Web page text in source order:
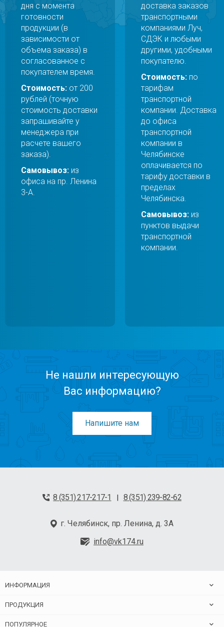
дня с момента
готовности
продукции (в
зависимости от
объема заказа) в
согласованное с
покупателем время.
Стоимость: от 200
рублей (точную
стоимость доставки
запрашивайте у
менеджера при
расчете вашего
заказа).
Самовывоз: из
офиса на пр. Ленина
3-А.
доставка заказов
транспортными
компаниями Луч,
СДЭК и любыми
другими, удобными
покупателю.
Стоимость: по
тарифам
транспортной
компании. Доставка
до офиса
транспортной
компании в
Челябинске
оплачивается по
тарифу доставки в
пределах
Челябинска.
Самовывоз: из
пунктов выдачи
транспортной
компании.
Не нашли интересующую
Вас информацию?
Напишите нам
8 (351) 217-217-1 | 8 (351) 239-82-62
г. Челябинск, пр. Ленина, д. 3А
info@vk174.ru
ИНФОРМАЦИЯ
ПРОДУКЦИЯ
ПОПУЛЯРНОЕ